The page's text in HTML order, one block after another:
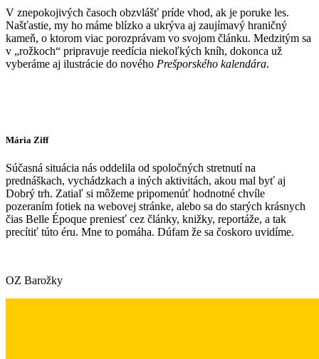
V znepokojivých časoch obzvlášť príde vhod, ak je poruke les.
Našťastie, my ho máme blízko a ukrýva aj zaujímavý hraničný
kameň, o ktorom viac porozprávam vo svojom článku. Medzitým sa
v „rožkoch“ pripravuje reedícia niekoľkých kníh, dokonca už
vyberáme aj ilustrácie do nového Prešporského kalendára.
Mária Ziff
Súčasná situácia nás oddelila od spoločných stretnutí na
prednáškach, vychádzkach a iných aktivitách, akou mal byť aj
Dobrý trh. Zatiaľ si môžeme pripomenúť hodnotné chvíle
pozeraním fotiek na webovej stránke, alebo sa do starých krásnych
čias Belle Époque preniesť cez články, knižky, reportáže, a tak
precítiť túto éru. Mne to pomáha. Dúfam že sa čoskoro uvidíme.
OZ Barožky